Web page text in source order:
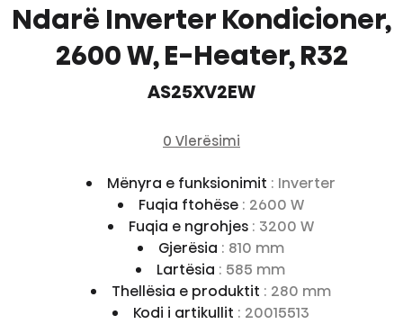
Ndarë Inverter Kondicioner,
2600 W, E-Heater, R32
AS25XV2EW
0 Vlerësimi
Mënyra e funksionimit : Inverter
Fuqia ftohëse : 2600 W
Fuqia e ngrohjes : 3200 W
Gjerësia : 810 mm
Lartësia : 585 mm
Thellësia e produktit : 280 mm
Kodi i artikullit : 20015513